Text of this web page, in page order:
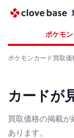
ポケモン
ポケモンカード買取価
カードが
買取価格の掲載
あります。